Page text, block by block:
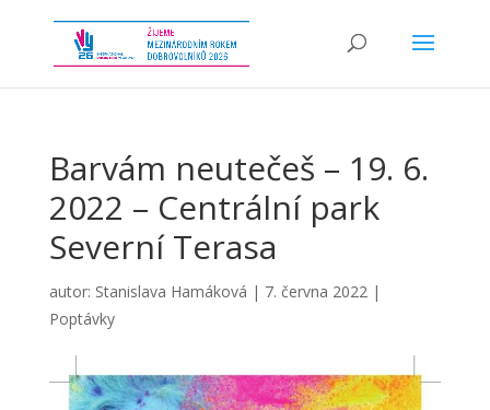
Barvám neutečeš – 19. 6.
2022 – Centrální park
Severní Terasa
autor: Stanislava Hamáková | 7. června 2022|
Poptávky